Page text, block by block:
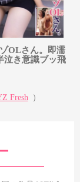
OLさん。即濡
泣き意識ブッ飛
Fresh ）